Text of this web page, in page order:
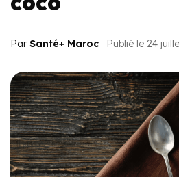
Par Santé+ Maroc Publié le 24